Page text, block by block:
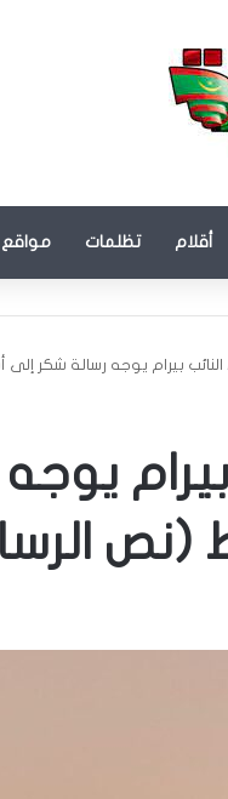
أقلام تظلمات مواقع
النائب بيرام يوجه رسالة شكر
بيرام
(نص